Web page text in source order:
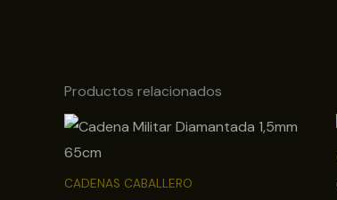
Productos relacionados
CADENAS CABALLERO